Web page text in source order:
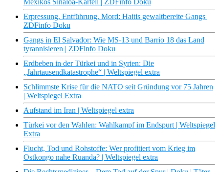
Mexikos Sinaloa-Kartell | ZDFinfo Doku
Erpressung, Entführung, Mord: Haitis gewaltbereite Gangs |
ZDFinfo Doku
Gangs in El Salvador: Wie MS-13 und Barrio 18 das Land
tyrannisieren | ZDFinfo Doku
Erdbeben in der Türkei und in Syrien: Die
„Jahrtausendkatastrophe“ | Weltspiegel extra
Schlimmste Krise für die NATO seit Gründung vor 75 Jahren
| Weltspiegel Extra
Aufstand im Iran | Weltspiegel extra
Türkei vor den Wahlen: Wahlkampf im Endspurt | Weltspiegel
Extra
Flucht, Tod und Rohstoffe: Wer profitiert vom Krieg im
Ostkongo nahe Ruanda? | Weltspiegel extra